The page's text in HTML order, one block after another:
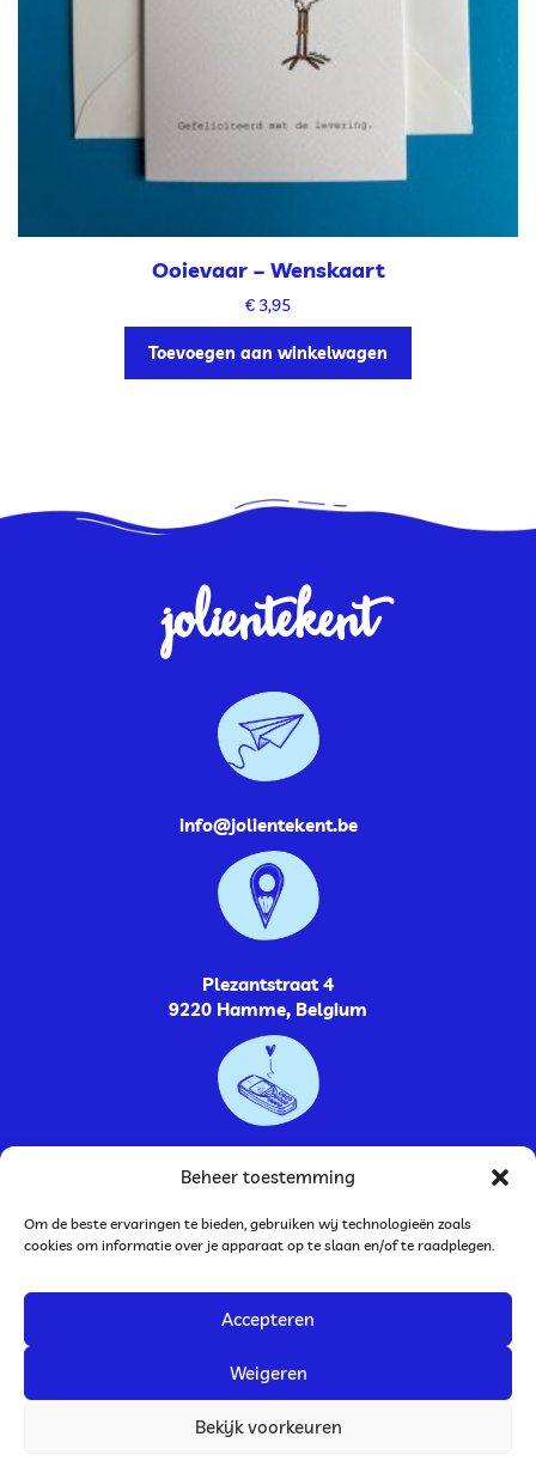
Beheer toestemming
Om de beste ervaringen te bieden, gebruiken wij technologieën zoals
cookies om informatie over je apparaat op te slaan en/of te raadplegen.
Accepteren
Weigeren
Bekijk voorkeuren
Ooievaar – Wenskaart
€ 3,95
Toevoegen aan winkelwagen
jolientekent
info@jolientekent.be
Plezantstraat 4
9220 Hamme, Belgium
0485264448
BTW nummer: BE0752.787.009